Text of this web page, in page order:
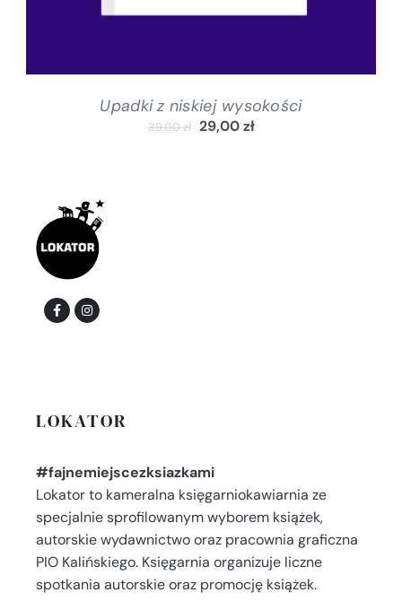
Upadki z niskiej wysokości
39,00zł 29,00zł
LOKATOR
#fajnemiejscezksiazkami
Lokator to kameralna księgarniokawiarnia ze
specjalnie sprofilowanym wyborem książek,
autorskie wydawnictwo oraz pracownia graficzna
PIO Kalińskiego. Księgarnia organizuje liczne
spotkania autorskie oraz promocję książek.